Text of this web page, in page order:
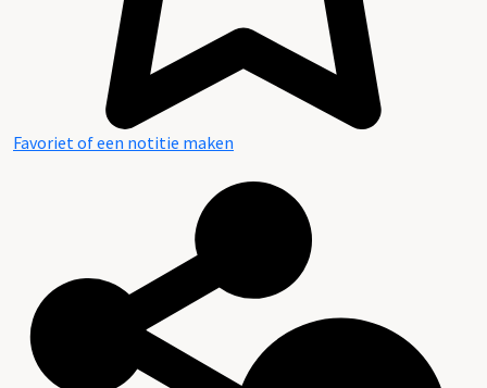
Favoriet of een notitie maken